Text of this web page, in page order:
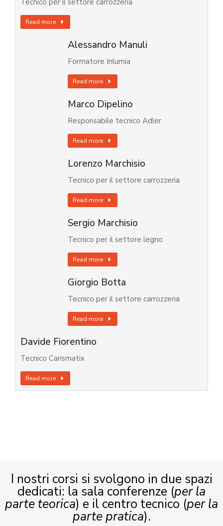
Tecnico per il settore carrozzeria
Read more
Alessandro Manuli
Formatore Inlumia
Read more
Marco Dipelino
Responsabile tecnico Adler
Read more
Lorenzo Marchisio
Tecnico per il settore carrozzeria
Read more
Sergio Marchisio
Tecnico per il settore legno
Read more
Giorgio Botta
Tecnico per il settore carrozzeria
Read more
Davide Fiorentino
Tecnico Carismatix
Read more
I nostri corsi si svolgono in due spazi
dedicati: la sala conferenze (per la
parte teorica) e il centro tecnico (per la
parte pratica).